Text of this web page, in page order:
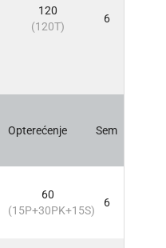
120
(120T)
6
Opterećenje Sem
60
(15P+30PK+15S)
6